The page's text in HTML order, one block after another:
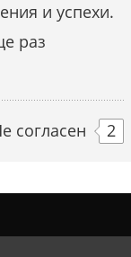
и успехи.
раз
согласен 2